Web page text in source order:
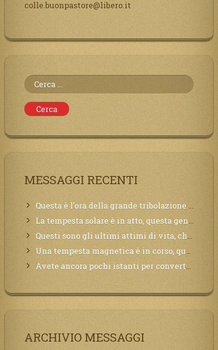
colle.buonpastore@libero.it
Ricerca
per:
MESSAGGI RECENTI
Questa è l’ora della grande tribolazione. Volgetemi il vostro cuore
La tempesta solare è in atto, questa generazione soffrirà molto, la Terra arderà, l’acqua sarà contaminata, il cibo non sarà più nelle vostre mense.
Questi sono gli ultimi attimi di vita, chi si vuole salvare Mi chiami in suo aiuto.
Una tempesta magnetica è in corso, questa generazione patirà. Il black out non tarderà ad arrivare e tutta la Terra sarà oscurata.
Avete ancora pochi istanti per convertirvi, non perdete tempo, la sciagura arriverà all’improvviso e per chi non si sarà preparato saranno dolori.
ARCHIVIO MESSAGGI